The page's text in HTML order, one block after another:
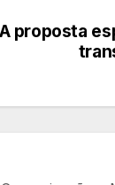
A proposta